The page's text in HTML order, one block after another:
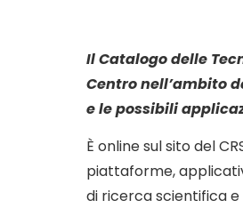
Il Catalogo delle
Centro nell’ambito
e le possibili
È online sul sito del
piattaforme,
di ricerca scientifica